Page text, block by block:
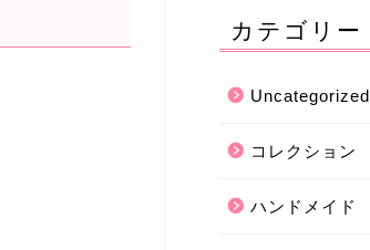
カテゴリー
Uncategorized
コレクション
ハンドメイド